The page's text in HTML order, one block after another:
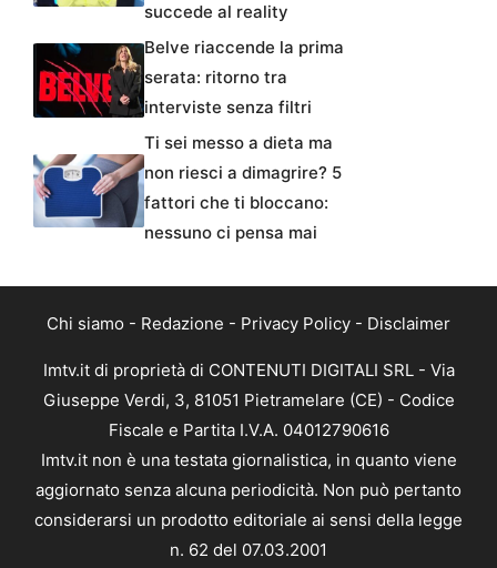
succede al reality
Belve riaccende la prima
serata: ritorno tra
interviste senza filtri
Ti sei messo a dieta ma
non riesci a dimagrire? 5
fattori che ti bloccano:
nessuno ci pensa mai
Chi siamo - Redazione - Privacy Policy - Disclaimer
Imtv.it di proprietà di CONTENUTI DIGITALI SRL - Via
Giuseppe Verdi, 3, 81051 Pietramelare (CE) - Codice
Fiscale e Partita I.V.A. 04012790616
Imtv.it non è una testata giornalistica, in quanto viene
aggiornato senza alcuna periodicità. Non può pertanto
considerarsi un prodotto editoriale ai sensi della legge
n. 62 del 07.03.2001